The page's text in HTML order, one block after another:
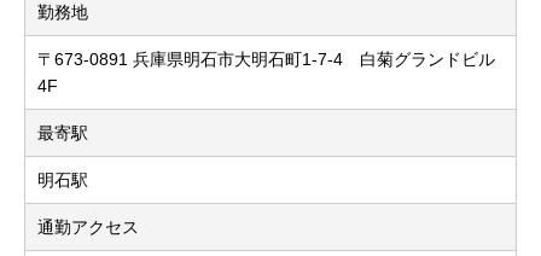
勤務地
〒673-0891 兵庫県明石市大明石町1-7-4 白菊グランドビル
4F
最寄駅
明石駅
通勤アクセス